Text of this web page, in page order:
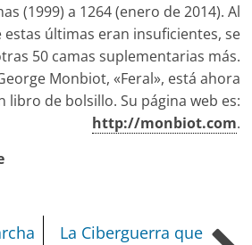
(1999) a 1264 (enero de 2014). Al
últimas eran insuficientes, se
50 camas suplementarias más.
Monbiot, «Feral», está ahora
libro de bolsillo. Su página web es:
http://monbiot.com.
La Ciberguerra que